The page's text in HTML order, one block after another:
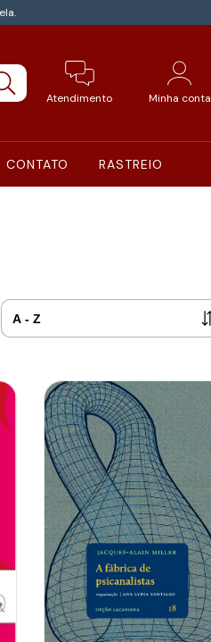
Atendimento Minha conta
CONTATO RASTREIO